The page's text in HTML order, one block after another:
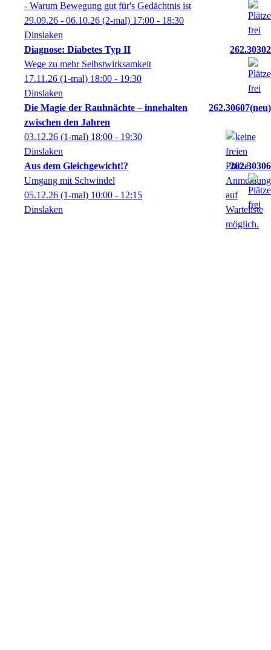
- Warum Bewegung gut für's Gedächtnis ist
29.09.26 - 06.10.26 (2-mal) 17:00 - 18:30
Dinslaken
Diagnose: Diabetes Typ II
262.30302
Wege zu mehr Selbstwirksamkeit
17.11.26 (1-mal) 18:00 - 19:30
Dinslaken
Die Magie der Rauhnächte – innehalten
zwischen den Jahren
262.30607 neu
03.12.26 (1-mal) 18:00 - 19:30
Dinslaken
Aus dem Gleichgewicht!?
262.30306
Umgang mit Schwindel
05.12.26 (1-mal) 10:00 - 12:15
Dinslaken